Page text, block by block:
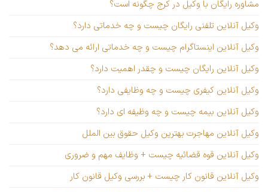
مشاوره رایگان با وکیل در کرج چگونه است؟
وکیل آنلاین تلفنی رایگان چیست و چه خدماتی دارد؟
وکیل آنلاین اینستاگرام چیست و چه خدماتی ارائه می دهد؟
وکیل آنلاین رایگان چیست و چقدر اهمیت دارد؟
وکیل آنلاین کیفری چیست و چه وظایفی دارد؟
وکیل آنلاین بیمه چیست و چه وظیفه ای دارد؟
وکیل آنلاین مهاجرت بهترین وکیل حقوق بین الملل
وکیل آنلاین قوه قضائیه چیست + وظایف مهم و ضروری
وکیل آنلاین قانون کار چیست + بررسی وکیل قانون کار